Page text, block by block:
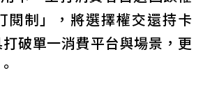
閱制」，將選擇權交還持卡
破單一消費平台與場景，更